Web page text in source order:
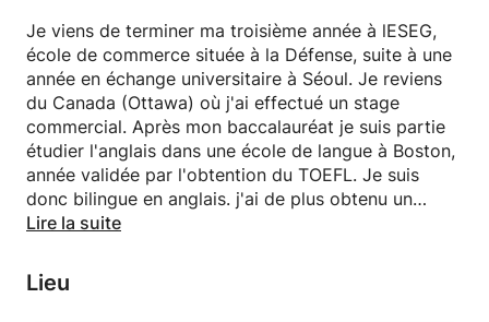
Je viens de terminer ma troisième année à lESEG,
école de commerce située à la Défense, suite à une
année en échange universitaire à Séoul. Je reviens
du Canada (Ottawa) où j'ai effectué un stage
commercial. Après mon baccalauréat je suis partie
étudier l'anglais dans une école de langue à Boston,
année validée par l'obtention du TOEFL. Je suis
donc bilingue en anglais. j'ai de plus obtenu un
baccalauréat scientifique et l'enseignement de
de la 3ième année, est orienté vers les
mathématiques.
Lire la suite
Lieu